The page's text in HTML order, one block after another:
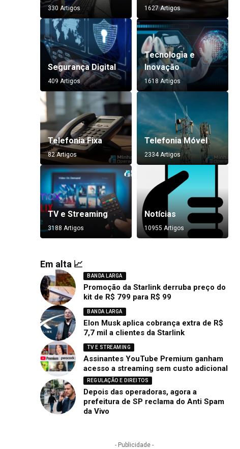
330 Artigos 1627 Artigos
Segurança Digital
409 Artigos
Tecnologia e
Inovação
1618 Artigos
Telefonia Fixa
82 Artigos
Telefonia Móvel
2334 Artigos
TV e Streaming
3188 Artigos
Notícias
10955 Artigos
Em alta 📈
BANDA LARGA
Promoção da Starlink derruba preço do
kit de R$ 799 para R$ 99
BANDA LARGA
Elon Musk aplica cobrança extra de R$
7,7 mil a clientes da Starlink
TV E STREAMING
Assinantes YouTube Premium ganham
acesso a streaming sem custo adicional
REGULAÇÃO E DIREITOS
Depois das operadoras, agora a
prefeitura de SP reclama do Anti Spam
da Vivo
- Publicidade -